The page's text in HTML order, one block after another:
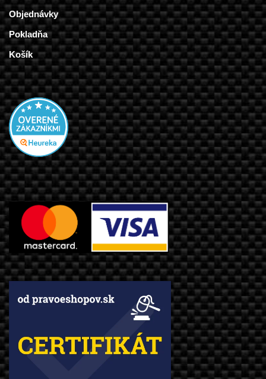
Objednávky
Pokladňa
Košík